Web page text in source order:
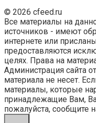
© 2026 cfeed.ru
Все материалы на
источников - имеют
интернете или
предоставляются
целях. Права на
Администрация сайта
материала не несет.
материалы, которые
принадлежащие Вам,
пожалуйста, сообщите